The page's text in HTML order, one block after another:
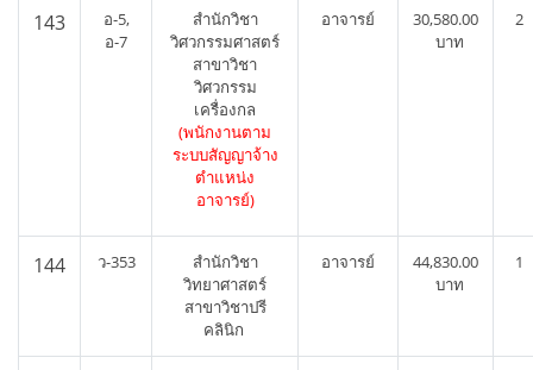
143
อ-5,
อ-7
สำนักวิชา
วิศวกรรมศาสตร์
สาขาวิชา
วิศวกรรม
เครื่องกล
(พนักงานตาม
ระบบสัญญาจ้าง
ตำแหน่ง
อาจารย์)
อาจารย์
30,580.00
บาท
2
144 ว-353
สำนักวิชา
วิทยาศาสตร์
สาขาวิชาปรี
คลินิก
อาจารย์
44,830.00
บาท
1